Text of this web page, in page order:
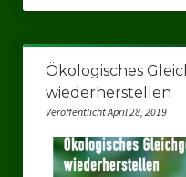
Ökologisches
wiederherstellen
Veröffentlicht April 28, 2019